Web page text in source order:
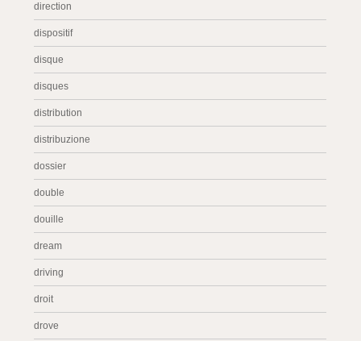
direction
dispositif
disque
disques
distribution
distribuzione
dossier
double
douille
dream
driving
droit
drove